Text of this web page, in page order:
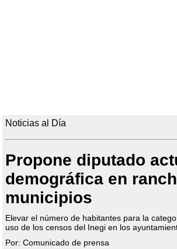
Noticias al Día
Propone diputado
demográfica en
municipios
Elevar el número de habitantes para la
uso de los censos del Inegi en los
Por: Comunicado de prensa